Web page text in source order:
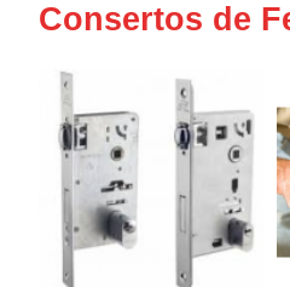
Consertos de